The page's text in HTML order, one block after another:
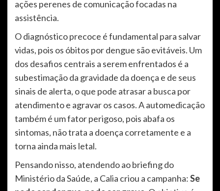
ações perenes de comunicação focadas na
assistência.
O diagnóstico precoce é fundamental para salvar
vidas, pois os óbitos por dengue são evitáveis. Um
dos desafios centrais a serem enfrentados é a
subestimação da gravidade da doença e de seus
sinais de alerta, o que pode atrasar a busca por
atendimento e agravar os casos. A automedicação
também é um fator perigoso, pois abafa os
sintomas, não trata a doença corretamente e a
torna ainda mais letal.
Pensando nisso, atendendo ao briefing do
Ministério da Saúde, a Calia criou a campanha:Se